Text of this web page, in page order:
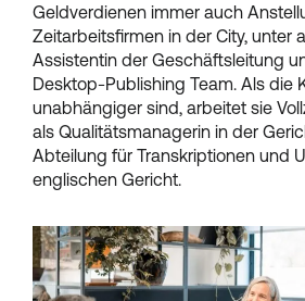
Geldverdienen immer auch
Zeitarbeitsfirmen in der City, unter
Assistentin der Geschäftsleitung
Desktop-Publishing Team. Als die
unabhängiger sind, arbeitet sie
als Qualitätsmanagerin in der
Abteilung für Transkriptionen und
englischen Gericht.